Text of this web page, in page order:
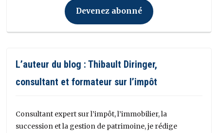
Devenez abonné
L’auteur du blog : Thibault Diringer,
consultant et formateur sur l’impôt
Consultant expert sur l’impôt, l’immobilier, la
succession et la gestion de patrimoine, je rédige